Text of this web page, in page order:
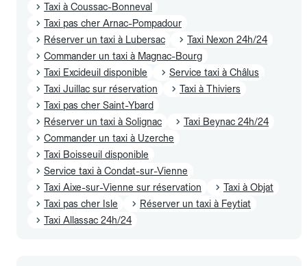
Taxi à Coussac-Bonneval
Taxi pas cher Arnac-Pompadour
Réserver un taxi à Lubersac
Taxi Nexon 24h/24
Commander un taxi à Magnac-Bourg
Taxi Excideuil disponible
Service taxi à Châlus
Taxi Juillac sur réservation
Taxi à Thiviers
Taxi pas cher Saint-Ybard
Réserver un taxi à Solignac
Taxi Beynac 24h/24
Commander un taxi à Uzerche
Taxi Boisseuil disponible
Service taxi à Condat-sur-Vienne
Taxi Aixe-sur-Vienne sur réservation
Taxi à Objat
Taxi pas cher Isle
Réserver un taxi à Feytiat
Taxi Allassac 24h/24